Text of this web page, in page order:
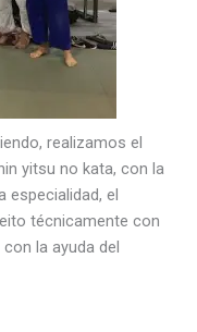
realizamos el
yitsu no kata, con la
especialidad, el
técnicamente con
la ayuda del